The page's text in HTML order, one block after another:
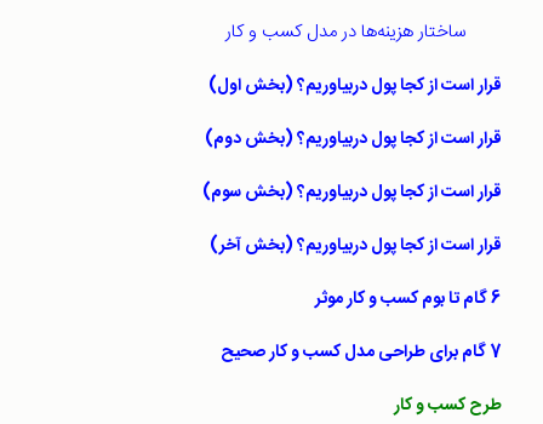
ساختار هزینه‌ها در مدل کسب و کار
قرار است از کجا پول دربیاوریم؟ (بخش اول)
قرار است از کجا پول دربیاوریم؟ (بخش دوم)
قرار است از کجا پول دربیاوریم؟ (بخش سوم)
قرار است از کجا پول دربیاوریم؟ (بخش آخر)
6 گام تا بوم كسب و كار موثر
7 گام برای طراحی مدل کسب و کار صحیح
طرح کسب و کار